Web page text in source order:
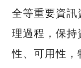
全等重要資
理過程，保
性、可用性，